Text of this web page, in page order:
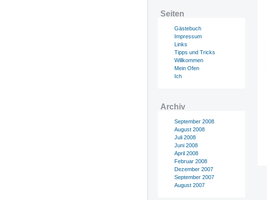
Seiten
Gästebuch
Impressum
Links
Tipps und Tricks
Willkommen
Mein Ofen
Ich
Archiv
September 2008
August 2008
Juli 2008
Juni 2008
April 2008
Februar 2008
Dezember 2007
September 2007
August 2007